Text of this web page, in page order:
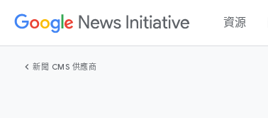
資源
chevron_left 新聞 CMS 供應商